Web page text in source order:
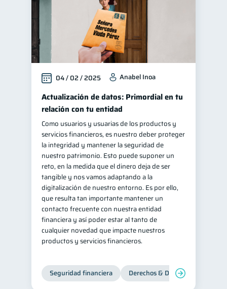
04 / 02 / 2025 Anabel Inoa
Actualización de datos: Primordial en tu
relación con tu entidad
Como usuarios y usuarias de los productos y
servicios financieros, es nuestro deber proteger
la integridad y mantener la seguridad de
nuestro patrimonio. Esto puede suponer un
reto, en la medida que el dinero deja de ser
tangible y nos vamos adaptando a la
digitalización de nuestro entorno. Es por ello,
que resulta tan importante mantener un
contacto frecuente con nuestra entidad
financiera y así poder estar al tanto de
cualquier novedad que impacte nuestros
productos y servicios financieros.
Seguridad financiera Derechos & Deberes